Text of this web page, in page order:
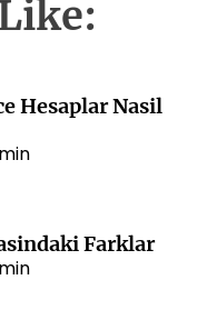
Hesaplar Nasil
Farklar